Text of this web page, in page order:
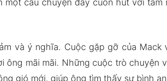
một câu chuyện đầy cuốn hút với
và ý nghĩa. Cuộc gặp gỡ của Mack
mãi mãi. Những cuộc trò chuyện
gió mới, giúp ông tìm thấy sự bình